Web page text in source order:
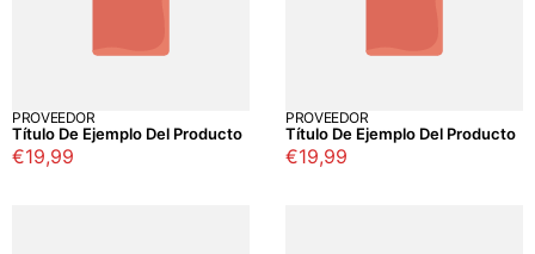
PROVEEDOR
Título De Ejemplo Del Producto
Precio
€19,99
PROVEEDOR
Título De Ejemplo Del Producto
Precio
€19,99